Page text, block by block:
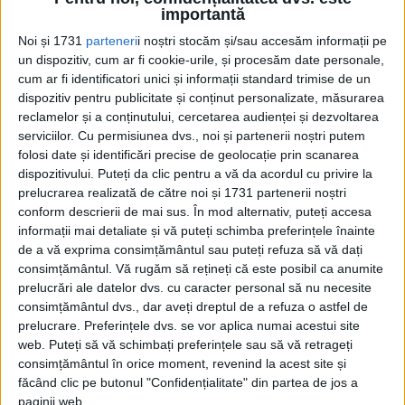
importantă
Noi și 1731 partenerii noștri stocăm și/sau accesăm informații pe
un dispozitiv, cum ar fi cookie-urile, și procesăm date personale,
cum ar fi identificatori unici și informații standard trimise de un
dispozitiv pentru publicitate și conținut personalizate, măsurarea
reclamelor și a conținutului, cercetarea audienței și dezvoltarea
serviciilor. Cu permisiunea dvs., noi și partenerii noștri putem
folosi date și identificări precise de geolocație prin scanarea
dispozitivului. Puteți da clic pentru a vă da acordul cu privire la
prelucrarea realizată de către noi și 1731 partenerii noștri
conform descrierii de mai sus. În mod alternativ, puteți accesa
informații mai detaliate și vă puteți schimba preferințele înainte
de a vă exprima consimțământul sau puteți refuza să vă dați
consimțământul. Vă rugăm să rețineți că este posibil ca anumite
prelucrări ale datelor dvs. cu caracter personal să nu necesite
consimțământul dvs., dar aveți dreptul de a refuza o astfel de
prelucrare. Preferințele dvs. se vor aplica numai acestui site
web. Puteți să vă schimbați preferințele sau să vă retrageți
consimțământul în orice moment, revenind la acest site și
făcând clic pe butonul "Confidențialitate" din partea de jos a
paginii web.
Fiți foarte atenți la semnalele pe care le dau marile trusturi de
Cea mai mare revistă de istorie din Europa!.
Media KIT
PORTOFOLIU
Capital
Evenimentul Zilei